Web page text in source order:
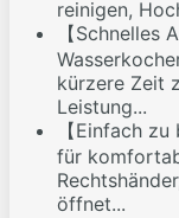
reinigen,
【Schnelles
kürzere Zeit
Leistung...
【Einfach
für
öffnet...